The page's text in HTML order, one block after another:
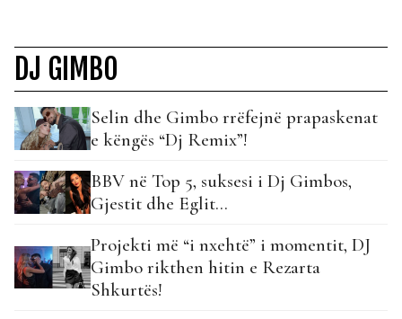
DJ GIMBO
Selin dhe Gimbo rrëfejnë prapaskenat
e këngës “Dj Remix”!
BBV në Top 5, suksesi i Dj Gimbos,
Gjestit dhe Eglit…
Projekti më “i nxehtë” i momentit, DJ
Gimbo rikthen hitin e Rezarta
Shkurtës!